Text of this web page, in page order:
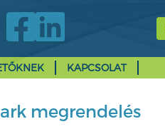
KAPCSOLAT
megrendelés